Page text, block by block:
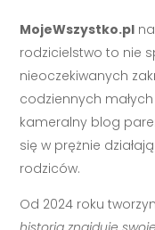
MojeWszystko.pl
rodzicielstwo to nie
nieoczekiwanych
codziennych
kameralny blog
się w prężnie
rodziców.
Od 2024 roku